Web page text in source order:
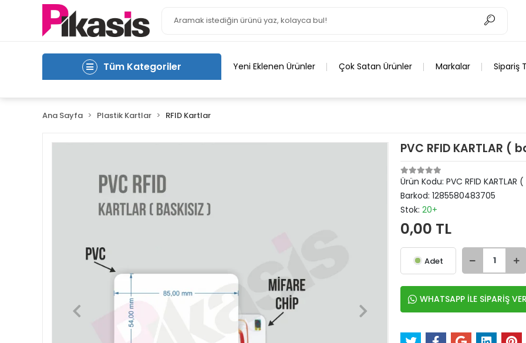
Tüm Kategoriler Yeni Eklenen Ürünler Çok Satan Ürünler Markalar Sipariş
Ana Sayfa Plastik Kartlar RFID Kartlar
PVC RFID KARTLAR (
Ürün Kodu: PVC RFID KARTLAR
Barkod: 1285580483705
Stok: 20+
0,00 TL
Adet
WHATSAPP İLE SİPARİŞ